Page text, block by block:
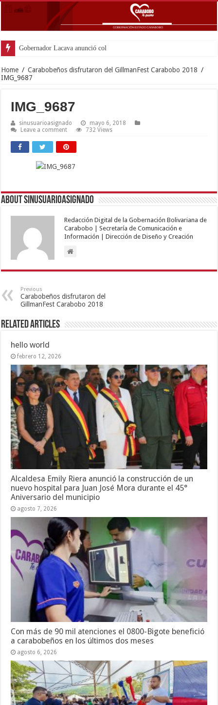
Gobernador Lacava anunció colocación de más
Home / Carabobeños disfrutaron del GillmanFest Carabobo 2018 /
IMG_9687
IMG_9687
sinusuarioasignado
mayo 6, 2018
Leave a comment
732 Views
About sinusuarioasignado
Redacción Digital de la Gobernación Bolivariana de
Carabobo | Secretaría de Comunicación e
Información | Dirección de Diseño y Creación
Previous
Carabobeños disfrutaron del
GillmanFest Carabobo 2018
Related Articles
hello world
febrero 12, 2026
Alcaldesa Emily Riera anunció la construcción de un
nuevo hospital para Juan José Mora durante el 45°
Aniversario del municipio
agosto 7, 2026
Con más de 90 mil atenciones el 0800-Bigote benefició
a carabobeños en los últimos dos meses
agosto 6, 2026